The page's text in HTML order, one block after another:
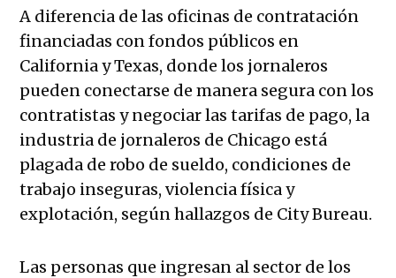
A diferencia de las oficinas de contratación
financiadas con fondos públicos en
California y Texas, donde los jornaleros
pueden conectarse de manera segura con los
contratistas y negociar las tarifas de pago, la
industria de jornaleros de Chicago está
plagada de robo de sueldo, condiciones de
trabajo inseguras, violencia física y
explotación, según hallazgos de City Bureau.
Las personas que ingresan al sector de los